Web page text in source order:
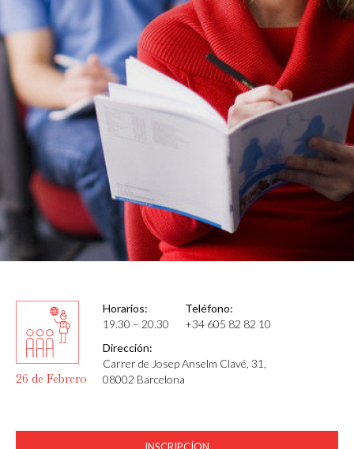
26 de Febrero
Horarios:
19.30 – 20.30
Teléfono:
+34 605 82 82 10
Dirección:
Carrer de Josep Anselm Clavé, 31,
08002 Barcelona